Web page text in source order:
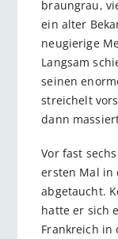
braungrau,
ein alter
neugierige
Langsam
seinen
streichelt
dann
Vor fast
ersten Mal in
abgetaucht.
hatte er sich
Frankreich in